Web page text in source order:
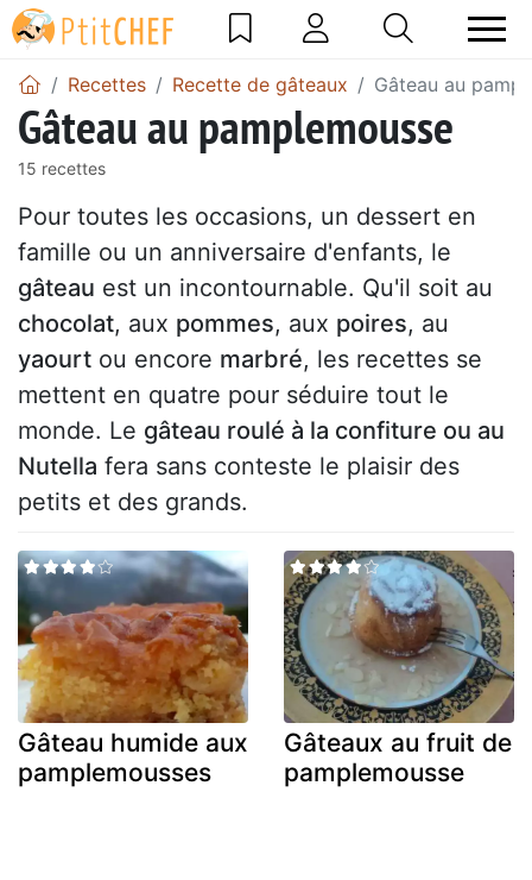
Recettes Recette de gâteaux Gâteau au
Gâteau au pamplemousse
15 recettes
Pour toutes les occasions, un dessert en
famille ou un anniversaire d'enfants, le
gâteau est un incontournable. Qu'il soit au
chocolat, aux pommes, aux poires, au
yaourt ou encore marbré, les recettes se
mettent en quatre pour séduire tout le
monde. Le gâteau roulé à la confiture ou au
Nutella fera sans conteste le plaisir des
petits et des grands.
Gâteau humide aux
pamplemousses
Gâteaux au fruit de
pamplemousse